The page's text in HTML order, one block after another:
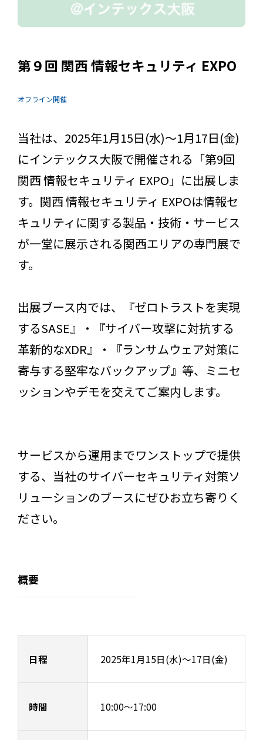
第９回 関西 情報セキュリティ EXPO
オフライン開催
当社は、2025年1月15日(水)～1月17日(金)
にインテックス大阪で開催される「第9回
関西 情報セキュリティ EXPO」に出展しま
す。関西 情報セキュリティ EXPOは情報セ
キュリティに関する製品・技術・サービス
が一堂に展示される関西エリアの専門展で
す。
出展ブース内では、『ゼロトラストを実現
するSASE』・『サイバー攻撃に対抗する
革新的なXDR』・『ランサムウェア対策に
寄与する堅牢なバックアップ』等、ミニセ
ッションやデモを交えてご案内します。
サービスから運用までワンストップで提供
する、当社のサイバーセキュリティ対策ソ
リューションのブースにぜひお立ち寄りく
ださい。
概要
日程 2025年1月15日(水)～17日(金)
時間 10:00〜17:00